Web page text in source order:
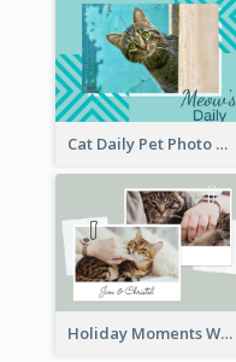
Cat Daily Pet Photo Book Details
Holiday Moments With Pets Photo Book